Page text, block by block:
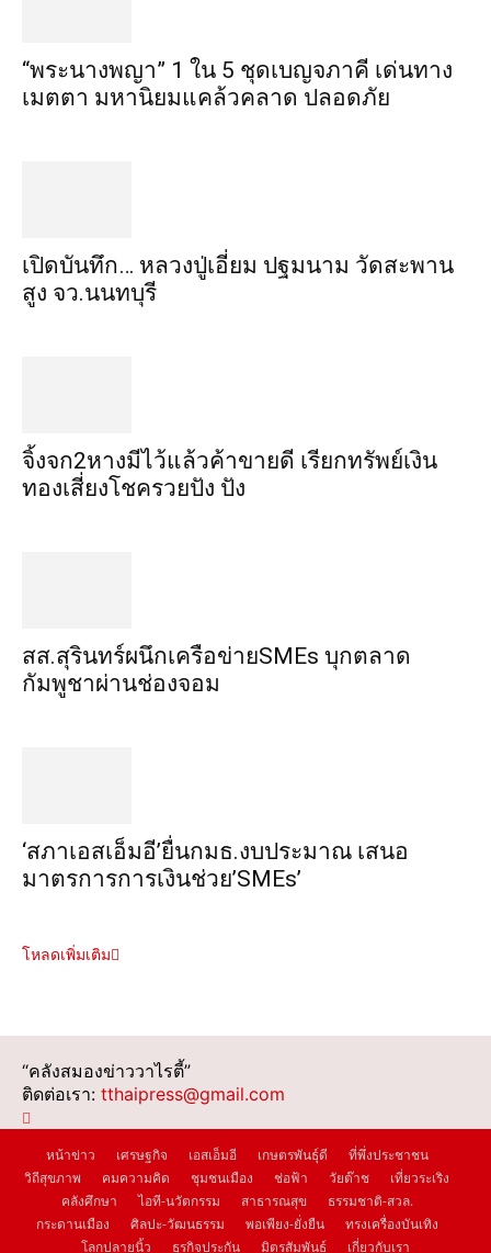
“พระ​นาง​พญา” 1 ใน 5​ ชุดเบญจ​ภาคี​ เด่นทาง
เมตตา​ มหา​นิยม​แคล้วคลาด​ ปลอดภัย​
เปิดบันทึก… หลวงปู่เอี่ยม ​ปฐม​นาม​ วัดสะพาน
สูง​ จว.นนทบุรี
จิ้งจก​2​หาง​มีไว้แล้ว​ค้าขาย​ดี​ เรียก​ทรัพย์เงิน
ทอง​เสี่ยงโชค​รวยปัง​ ปัง​
สส.สุรินทร์ผนึกเครือข่ายSMEs บุกตลาด
กัมพูชาผ่านช่องจอม
‘สภาเอสเอ็มอี’ยื่นกมธ.งบประมาณ เสนอ
มาตรการการเงินช่วย’SMEs’
โหลดเพิ่มเติม
“คลังสมองข่าววาไรตี้”
ติดต่อเรา: tthaipress@gmail.com
หน้าข่าว เศรษฐกิจ เอสเอ็มอี เกษตรพันธุ์ดี
ที่พึ่งประชาชน
วิถีสุขภาพ
คมความคิด ชุมชนเมือง ช่อฟ้า วัยต๊าช
เที่ยวระเริง
คลังศึกษา
ไอที-นวัตกรรม สาธารณสุข
ธรรมชาติ-สวล.
กระดานเมือง
ศิลปะ-วัฒนธรรม พอเพียง-ยั่งยืน
ทรงเครื่องบันเทิง
โลกปลายนิ้ว
ธุรกิจประกัน มิตรสัมพันธ์ เกี่ยวกับเรา